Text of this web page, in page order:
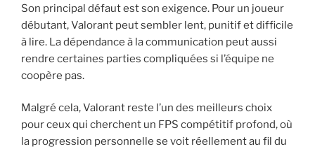
Son principal défaut est son exigence. Pour un joueur
débutant, Valorant peut sembler lent, punitif et difficile
à lire. La dépendance à la communication peut aussi
rendre certaines parties compliquées si l’équipe ne
coopère pas.
Malgré cela, Valorant reste l’un des meilleurs choix
pour ceux qui cherchent un FPS compétitif profond, où
la progression personnelle se voit réellement au fil du